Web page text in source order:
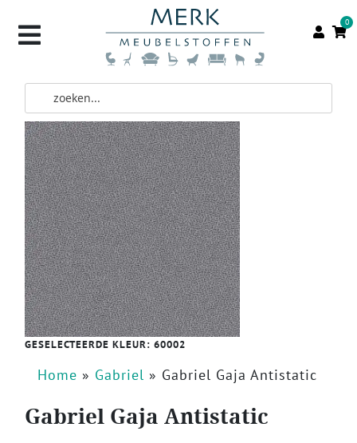
0
GESELECTEERDE KLEUR: 60002
Home » Gabriel » Gabriel Gaja Antistatic
Gabriel Gaja Antistatic